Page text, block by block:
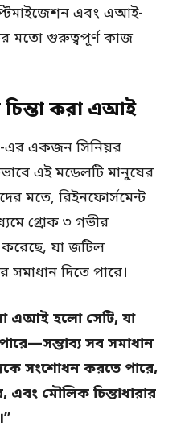
এবং এআই-
মতো গুরুত্বপূর্ণ কাজ
চিন্তা করা এআই
এর একজন সিনিয়র
এই মডেলটি মানুষের
মতে, রিইনফোর্সমেন্ট
গ্রোক ৩ গভীর
যা জটিল
দিতে পারে।
এআই হলো সেটি, যা
সব সমাধান
সংশোধন করতে পারে,
মৌলিক চিন্তাধারার